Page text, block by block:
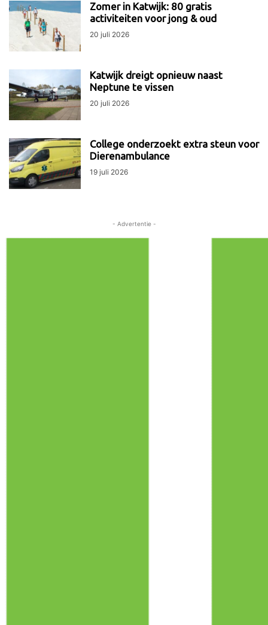
Zomer in Katwijk: 80 gratis
activiteiten voor jong & oud
20 juli 2026
Katwijk dreigt opnieuw naast
Neptune te vissen
20 juli 2026
College onderzoekt extra steun voor
Dierenambulance
19 juli 2026
- Advertentie -